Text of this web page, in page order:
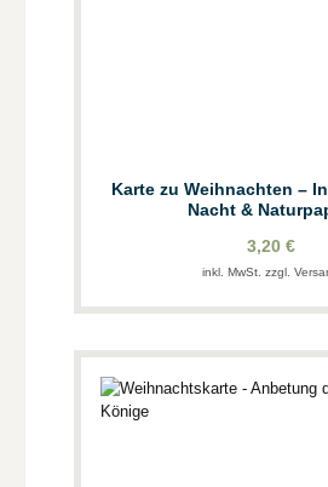
Karte zu Weihnachten –
Nacht &
3,20 €
inkl. MwSt. zzgl.